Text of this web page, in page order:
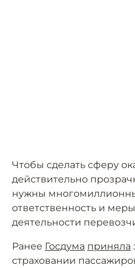
Чтобы сделать сферу
действительно
нужны
ответственность и
деятельности
Ранее Госдума приняла
страховании